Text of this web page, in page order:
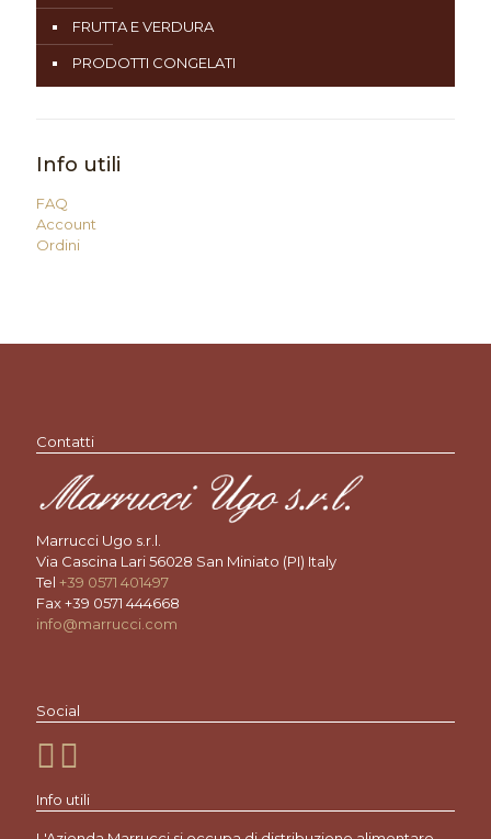
FRUTTA E VERDURA
PRODOTTI CONGELATI
Info utili
FAQ
Account
Ordini
Contatti
Marrucci Ugo s.r.l.
Via Cascina Lari 56028 San Miniato (PI) Italy
Tel +39 0571 401497
Fax +39 0571 444668
info@marrucci.com
Social
Info utili